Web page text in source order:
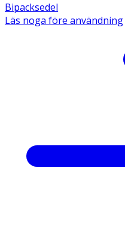
Bipacksedel
Läs noga före användning